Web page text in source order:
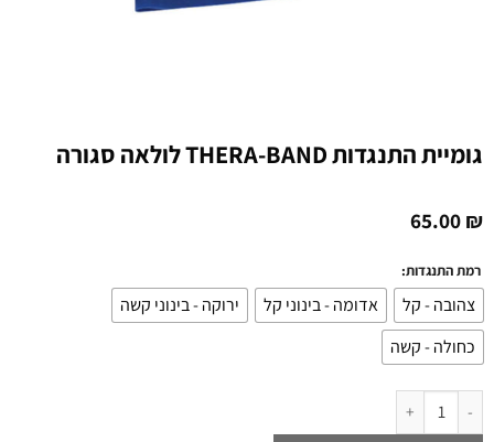
גומיית התנגדות THERA-BAND לולאה סגורה
65.00₪
רמת התנגדות:
צהובה - קל אדומה - בינוני קל
ירוקה - בינוני קשה
כחולה - קשה
כמות של גומיית התנגדות THERA-BAND לולאה סגורה